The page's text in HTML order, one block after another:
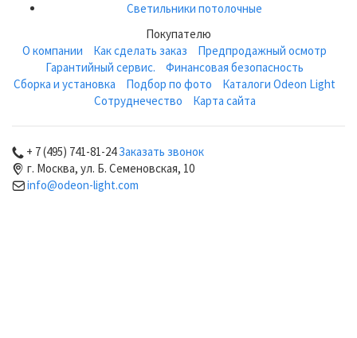
Светильники потолочные
Покупателю
О компании
Как сделать заказ
Предпродажный осмотр
Гарантийный сервис.
Финансовая безопасность
Сборка и установка
Подбор по фото
Каталоги Odeon Light
Сотруднечество
Карта сайта
+ 7 (495) 741-81-24Заказать звонок
г. Москва, ул. Б. Семеновская, 10
info@odeon-light.com